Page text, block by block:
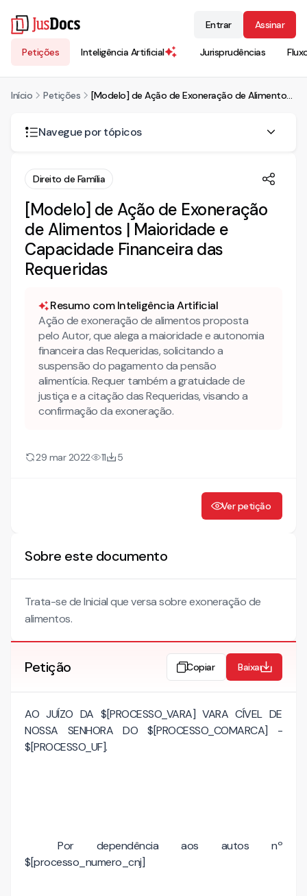
Petições Inteligência Artificial Jurisprudências
Entrar Assinar
Início Petições [Modelo] de Ação de Exoneração de Alimentos | Maioridade e Capacidade Financeira das Requeridas
Navegue por tópicos
AÇÃO DE EXONERAÇÃO DE ALIMENTOS C/C PEDIDO DE
TUTELA ANTECIPADA
1. DAS PRELIMINARES
1.1. Da gratuidade de justiça
2. DA SÍNTESE FÁTICA
3. DOS FUNDAMENTOS JURÍDICOS
3.1. Da tutela antecipada de urgência
Direito de Família
[Modelo] de Ação de Exoneração
de Alimentos | Maioridade e
Capacidade Financeira das
Requeridas
Resumo com Inteligência Artificial
Ação de exoneração de alimentos proposta
pelo Autor, que alega a maioridade e autonomia
financeira das Requeridas, solicitando a
suspensão do pagamento da pensão
alimentícia. Requer também a gratuidade de
justiça e a citação das Requeridas, visando a
confirmação da exoneração.
29 mar 2022 11 5
Ver petição
Sobre este documento
Trata-se de Inicial que versa sobre exoneração de
alimentos.
Petição Copiar Baixar
AO JUÍZO DA $[PROCESSO_VARA] VARA CÍVEL DE
NOSSA SENHORA DO $[PROCESSO_COMARCA] -
$[PROCESSO_UF].
Por dependência aos autos nº
$[processo_numero_cnj]